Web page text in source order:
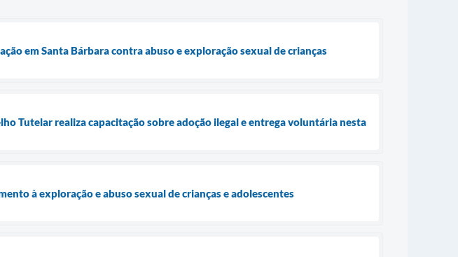
em Santa Bárbara contra abuso e exploração sexual de crianças
Tutelar realiza capacitação sobre adoção ilegal e entrega voluntária nesta
à exploração e abuso sexual de crianças e adolescentes